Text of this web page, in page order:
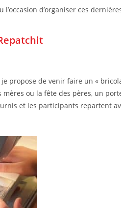
l’occasion d’organiser ces
je propose de venir faire un «
ou la fête des pères, un
et les participants repartent